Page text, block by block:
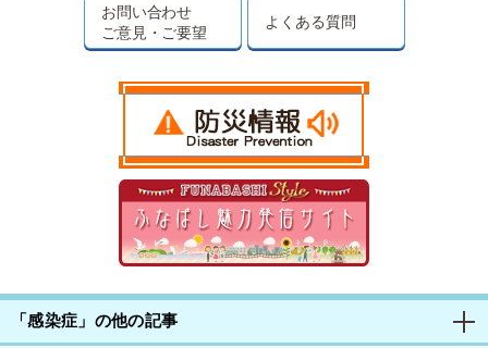
お問い合わせ
ご意見・ご要望
よくある質問
「感染症」の他の記事